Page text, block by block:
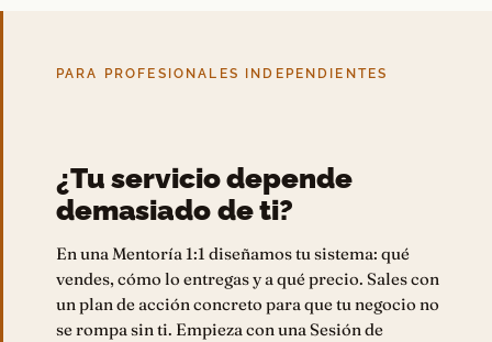
PARA PROFESIONALES INDEPENDIENTES
¿Tu servicio depende
demasiado de ti?
En una Mentoría 1:1 diseñamos tu sistema: qué
vendes, cómo lo entregas y a qué precio. Sales con
un plan de acción concreto para que tu negocio no
se rompa sin ti. Empieza con una Sesión de